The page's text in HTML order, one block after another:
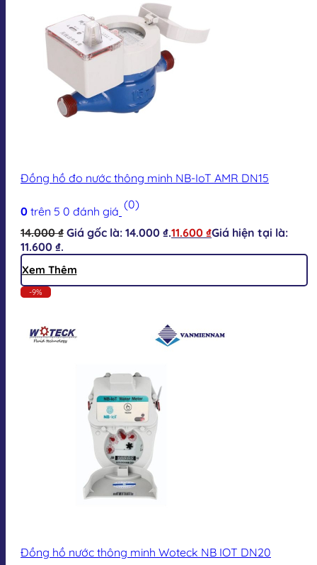
Đồng hồ đo nước thông minh NB-IoT AMR DN15
0 trên 5 0 đánh giá (0)
14.000₫ Giá gốc là: 14.000 ₫.11.600 ₫Giá hiện tại là:
11.600 ₫.
Xem Thêm
-9%
Đồng hồ nước thông minh Woteck NB IOT DN20